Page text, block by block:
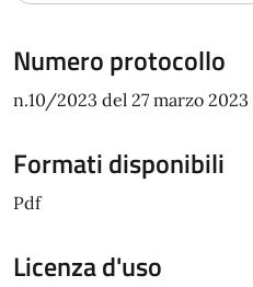
Numero protocollo
n.10/2023 del 27 marzo 2023
Formati disponibili
Pdf
Licenza d'uso